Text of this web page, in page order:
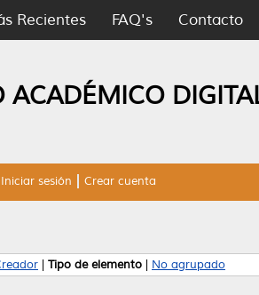
Recientes FAQ's Contacto
ACADÉMICO
Iniciar sesión Crear cuenta
Tipo de elemento No agrupado